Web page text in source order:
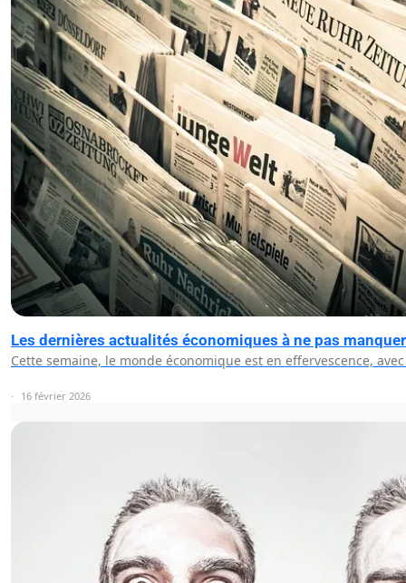
Les dernières actualités économiques à ne pas
Cette semaine, le monde économique est en effervescence,
16 février 2026